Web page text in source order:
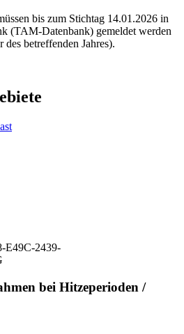
bis zum Stichtag 14.01.2026 in
(TAM-Datenbank) gemeldet werden
betreffenden Jahres).
bei Hitzeperioden /